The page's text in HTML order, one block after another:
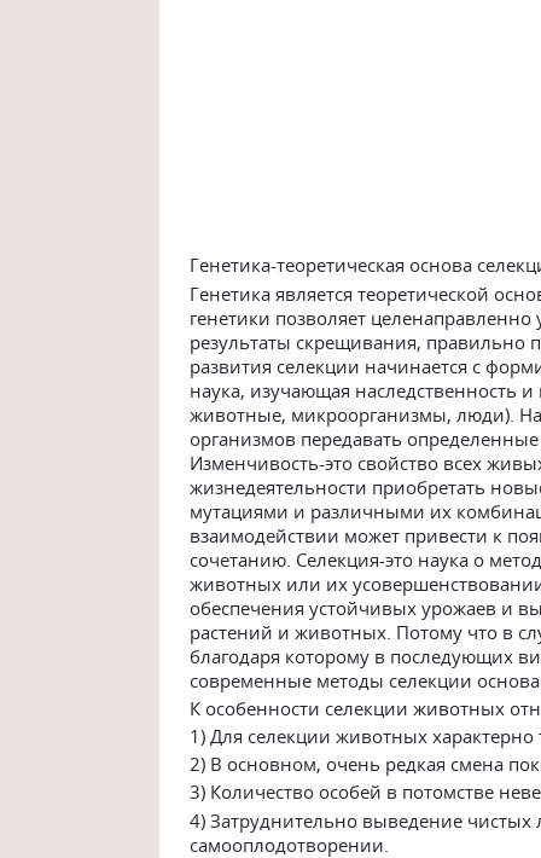
Генетика-теоретическая основа
Генетика является теоретической
генетики позволяет
результаты скрещивания, правильно
развития селекции начинается с
наука, изучающая наследственность
животные, микроорганизмы, люди).
организмов передавать
Изменчивость-это свойство всех
жизнедеятельности приобретать
мутациями и различными их
взаимодействии может привести к
сочетанию. Селекция-это наука о
животных или их
обеспечения устойчивых урожаев и
растений и животных. Потому что в
благодаря которому в последующих
современные методы селекции
К особенности селекции животных
1) Для селекции животных
2) В основном, очень редкая смена
3) Количество особей в потомстве
4) Затруднительно выведение
самооплодотворении.